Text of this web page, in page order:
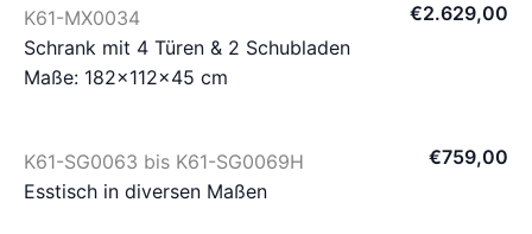
K61-MX0034 €2.629,00
Schrank mit 4 Türen & 2 Schubladen
Maße: 182×112×45 cm
K61-SG0063 bis K61-SG0069H €759,00
Esstisch in diversen Maßen